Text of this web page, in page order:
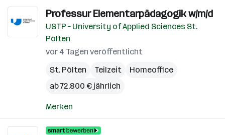
Professur Elementarpädagogik w/m/d
USTP – University of Applied Sciences St.
Pölten
vor 4 Tagen veröffentlicht
St. Pölten
Teilzeit
Homeoffice
ab 72.800 € jährlich
Merken